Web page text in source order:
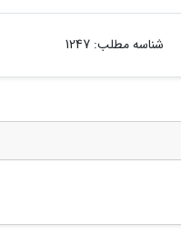
شناسه مطلب: 1247